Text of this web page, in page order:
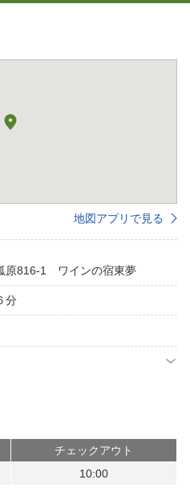
地図アプリで見る
原816-1 ワインの宿東夢
分
チェックアウト
10:00